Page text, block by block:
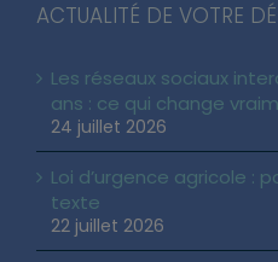
ACTUALITÉ DE VOTRE
Les réseaux sociaux
ans : ce qui change
24 juillet 2026
Loi d’urgence agricole :
texte
22 juillet 2026